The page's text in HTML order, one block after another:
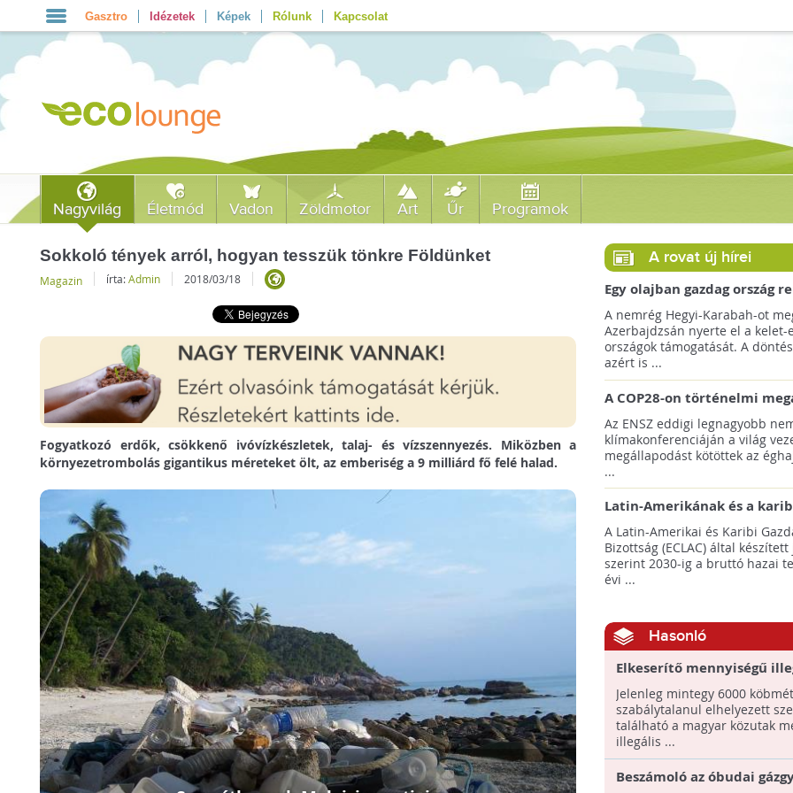
Gasztro Idézetek Képek Rólunk Kapcsolat
Nagyvilág Életmód Vadon Zöldmotor Art Űr Programok
Sokkoló tények arról, hogyan tesszük tönkre Földünket
Magazin írta:Admin 2018/03/18
Fogyatkozó erdők, csökkenő ivóvízkészletek, talaj- és vízszennyezés. Miközben a
környezetrombolás gigantikus méreteket ölt, az emberiség a 9 milliárd fő felé halad.
A rovat új hírei
Egy olajban gazdag ország
jövőre a COP29 klímacsúcsot
A nemrég Hegyi-Karabah-ot
Azerbajdzsán nyerte el a kelet-
országok támogatását. A
azért is ...
A COP28-on történelmi
született! - Összefoglaló az
klímacsúcsáról
Az ENSZ eddigi legnagyobb
klímakonferenciáján a világ
megállapodást kötöttek az
...
Latin-Amerikának és a
térségnek növelniük kell
az éghajlatvédelmi célok
A Latin-Amerikai és Karibi
Bizottság (ECLAC) által
szerint 2030-ig a bruttó hazai
évi ...
Hasonló
Elkeserítő mennyiségű
hulladék van a közutak
Jelenleg mintegy 6000
szabálytalanul elhelyezett
található a magyar közutak
illegális ...
Beszámoló az óbudai